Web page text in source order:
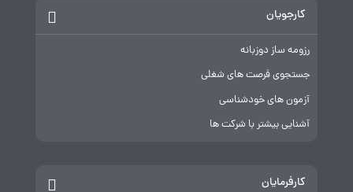
کارجویان
رزومه ساز دوزبانه
جستجوی فرصت های شغلی
آزمون های خودشناسی
آشنایی بیشتر با شرکت ها
کارفرمایان